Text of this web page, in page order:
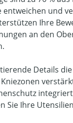
entweichen und
Ihre
an den
Details
Sie Ihre